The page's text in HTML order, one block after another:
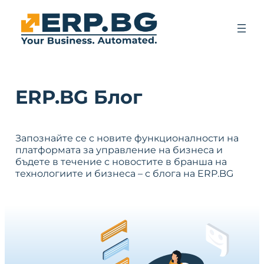
ERP.BG Блог
Запознайте се с новите функционалности на
платформата за управление на бизнеса и
бъдете в течение с новостите в бранша на
технологиите и бизнеса – с блога на ERP.BG